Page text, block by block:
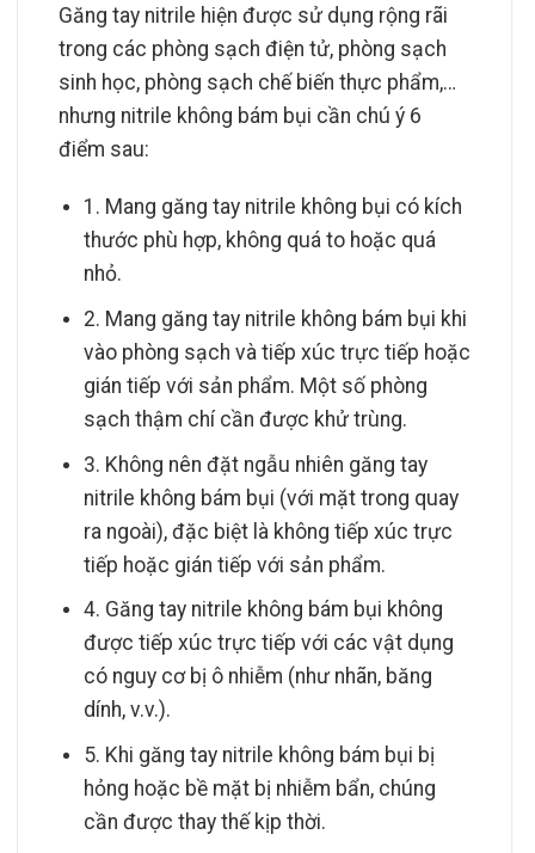
Găng tay nitrile hiện được sử dụng rộng rãi
trong các phòng sạch điện tử, phòng sạch
sinh học, phòng sạch chế biến thực phẩm,…
nhưng nitrile không bám bụi cần chú ý 6
điểm sau:
1. Mang găng tay nitrile không bụi có kích
thước phù hợp, không quá to hoặc quá
nhỏ.
2. Mang găng tay nitrile không bám bụi khi
vào phòng sạch và tiếp xúc trực tiếp hoặc
gián tiếp với sản phẩm. Một số phòng
sạch thậm chí cần được khử trùng.
3. Không nên đặt ngẫu nhiên găng tay
nitrile không bám bụi (với mặt trong quay
ra ngoài), đặc biệt là không tiếp xúc trực
tiếp hoặc gián tiếp với sản phẩm.
4. Găng tay nitrile không bám bụi không
được tiếp xúc trực tiếp với các vật dụng
có nguy cơ bị ô nhiễm (như nhãn, băng
dính, v.v.).
5. Khi găng tay nitrile không bám bụi bị
hỏng hoặc bề mặt bị nhiễm bẩn, chúng
cần được thay thế kịp thời.